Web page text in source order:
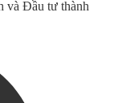
và Đầu tư thành